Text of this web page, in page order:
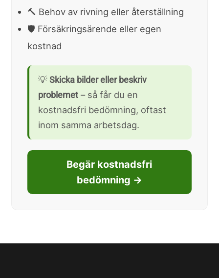
🔨 Behov av rivning eller återställning
🛡️ Försäkringsärende eller egen
kostnad
💡Skicka bilder eller beskriv
problemet– så får du en
kostnadsfri bedömning, oftast
inom samma arbetsdag.
Begär kostnadsfri
bedömning →